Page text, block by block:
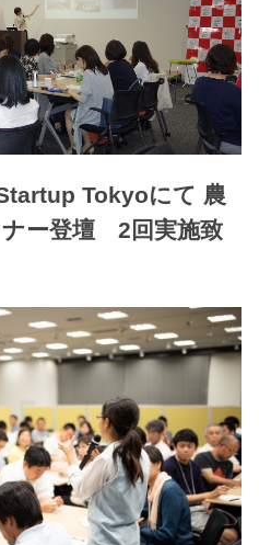
Tokyoにて 農
ー登壇 2回実施致